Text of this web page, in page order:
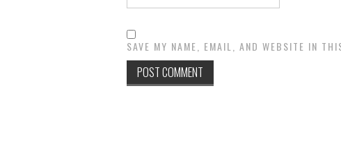
SAVE MY NAME, EMAIL, AND WEBSITE IN